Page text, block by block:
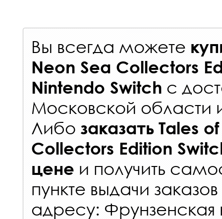
Вы всегда можете
Neon Sea Collectors
Nintendo Switch с
Московской области
Либо заказать Tales
Collectors Edition
цене и получить
пункте выдачи заказов
адресу: Фрунзенская